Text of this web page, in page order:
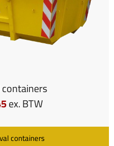
ex. BTW
containers